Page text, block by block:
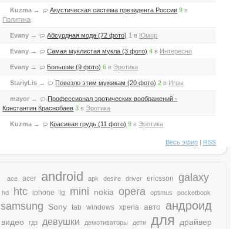
Kuzma → Акустическая система президента России 9 в
Политика
Evany → Абсурдная мода (72 фото) 1 в Юмор
Evany → Самая муклистая мукла (3 фото) 4 в Интересно
Evany → Большие (9 фото) 6 в Эротика
StariyLis → Повезло этим мужикам (20 фото) 2 в Игры
mayor →
Профессионал эротических воображений -
Константин Краснобаев 3 в Эротика
Kuzma → Красивая грудь (11 фото) 9 в Эротика
Весь эфир| RSS
ace acer android apk desire driver ericsson galaxy
hd htc iphone lg mini nokia opera optimus pocketbook
samsung Sony tab windows xperia авто андроид
видео гдз девушки демотиваторы дети для драйвер